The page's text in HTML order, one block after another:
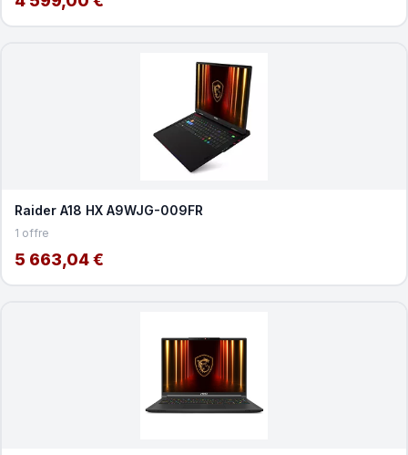
Raider A18 HX A9WJG-009FR
1 offre
5 663,04 €